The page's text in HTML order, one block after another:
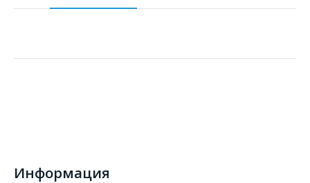
Информация